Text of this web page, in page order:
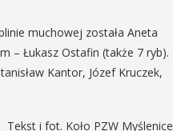
muchowej została Aneta
– Łukasz Ostafin (także 7 ryb).
Kantor, Józef Kruczek,
Tekst i fot. Koło PZW Myślenice